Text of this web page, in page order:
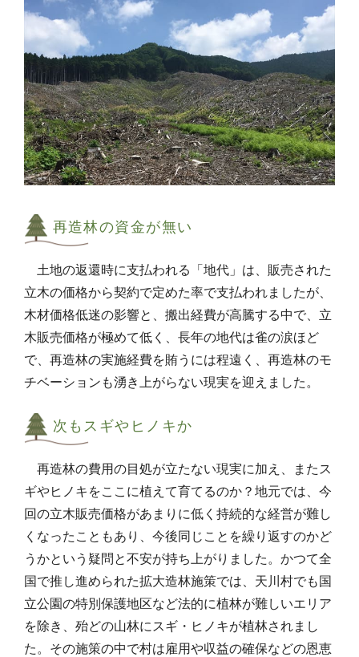
再造林の資金が無い
土地の返還時に支払われる「地代」は、販売された
立木の価格から契約で定めた率で支払われましたが、
木材価格低迷の影響と、搬出経費が高騰する中で、立
木販売価格が極めて低く、長年の地代は雀の涙ほど
で、再造林の実施経費を賄うには程遠く、再造林のモ
チベーションも湧き上がらない現実を迎えました。
次もスギやヒノキか
再造林の費用の目処が立たない現実に加え、またス
ギやヒノキをここに植えて育てるのか？地元では、今
回の立木販売価格があまりに低く持続的な経営が難し
くなったこともあり、今後同じことを繰り返すのかど
うかという疑問と不安が持ち上がりました。かつて全
国で推し進められた拡大造林施策では、天川村でも国
立公園の特別保護地区など法的に植林が難しいエリア
を除き、殆どの山林にスギ・ヒノキが植林されまし
た。その施策の中で村は雇用や収益の確保などの恩恵